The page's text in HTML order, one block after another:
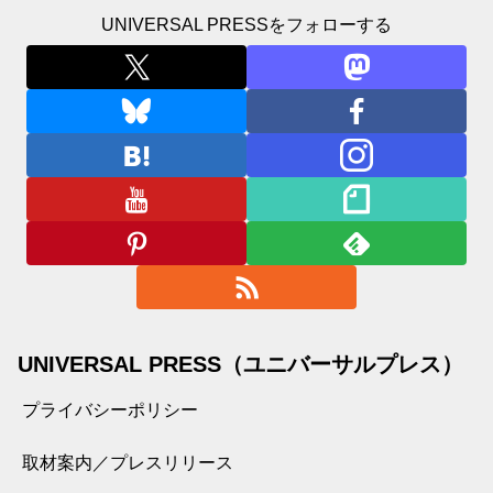
UNIVERSAL PRESSをフォローする
UNIVERSAL PRESS（ユニバーサルプレス）
プライバシーポリシー
取材案内／プレスリリース